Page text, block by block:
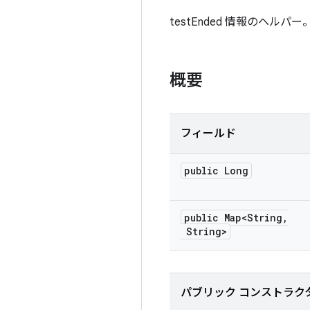
testEnded 情報のヘルパー。
概要
フィールド
public Long
public Map<String ,
String>
パブリック コンストラク